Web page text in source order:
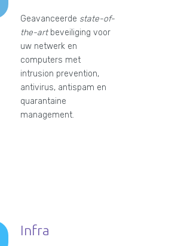
Geavanceerde state-of-
the-artbeveiliging voor
uw netwerk en
computers met
intrusion prevention,
antivirus, antispam en
quarantaine
management.
Infra